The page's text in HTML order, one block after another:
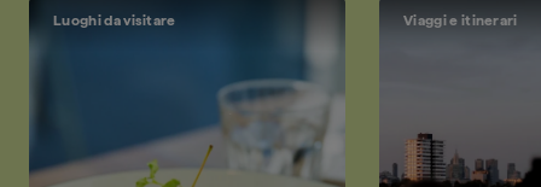
Luoghi da visitare Viaggi e itinerari